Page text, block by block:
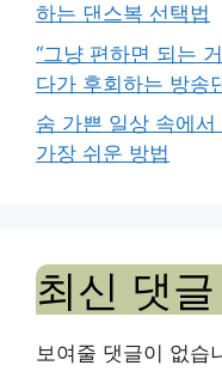
하는 댄스복 선택법
“그냥 편하면 되는
다가 후회하는 방송
숨 가쁜 일상 속에
가장 쉬운 방법
최신 댓글
보여줄 댓글이 없습